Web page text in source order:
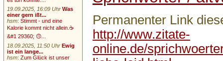
Permanenter Link
http://www.zitate-
online.de/
19.09.2025, 16:09 Uhr Was
einer gern ißt...
hsm:Stimmt - und eine
Kalorie kommt nicht allein.☕
&#1 29360; 🙃...
18.09.2025, 11:50 Uhr Ewig
ist ein lange...
hsm:Zum Glück ist unser